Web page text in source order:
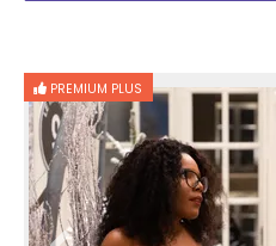
PREMIUM PLUS